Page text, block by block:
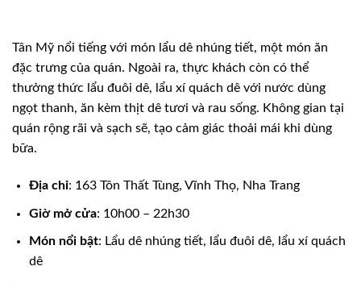
Tân Mỹ nổi tiếng với món lẩu dê nhúng tiết, một món ăn
đặc trưng của quán. Ngoài ra, thực khách còn có thể
thưởng thức lẩu đuôi dê, lẩu xí quách dê với nước dùng
ngọt thanh, ăn kèm thịt dê tươi và rau sống. Không gian tại
quán rộng rãi và sạch sẽ, tạo cảm giác thoải mái khi dùng
bữa.
Địa chỉ: 163 Tôn Thất Tùng, Vĩnh Thọ, Nha Trang
Giờ mở cửa: 10h00 – 22h30
Món nổi bật: Lẩu dê nhúng tiết, lẩu đuôi dê, lẩu xí quách
dê